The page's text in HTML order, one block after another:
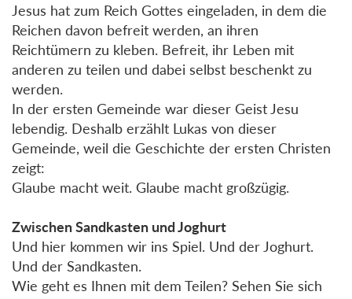
Jesus hat zum Reich Gottes eingeladen, in dem die
Reichen davon befreit werden, an ihren
Reichtümern zu kleben. Befreit, ihr Leben mit
anderen zu teilen und dabei selbst beschenkt zu
werden.
In der ersten Gemeinde war dieser Geist Jesu
lebendig. Deshalb erzählt Lukas von dieser
Gemeinde, weil die Geschichte der ersten Christen
zeigt:
Glaube macht weit. Glaube macht großzügig.
Zwischen Sandkasten und Joghurt
Und hier kommen wir ins Spiel. Und der Joghurt.
Und der Sandkasten.
Wie geht es Ihnen mit dem Teilen? Sehen Sie sich